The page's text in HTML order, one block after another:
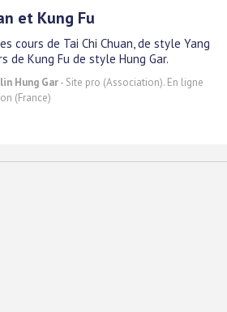
et Kung Fu
cours de Tai Chi Chuan, de style Yang
de Kung Fu de style Hung Gar.
Hung Gar- Site pro (Association). En ligne
(France)